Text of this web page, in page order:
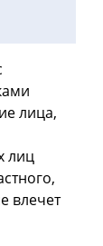
лица,
лиц
влечет